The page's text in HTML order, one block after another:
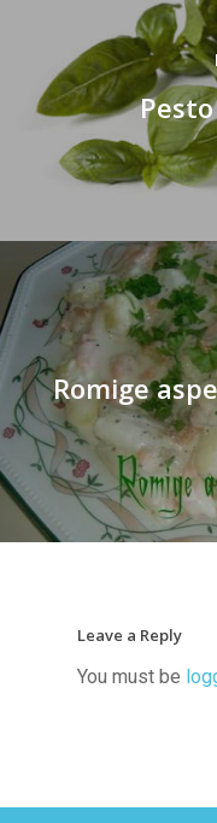
Romige
Leave a Reply
You must be